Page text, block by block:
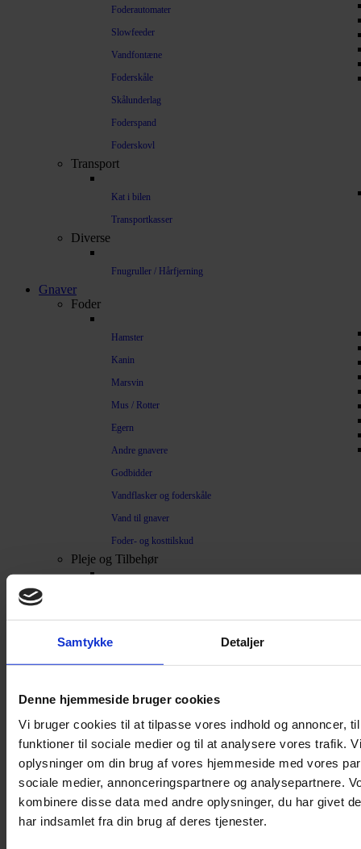
Samtykke Detaljer
Denne hjemmeside bruger cookies
Vi bruger cookies til at tilpasse vores indhold og annoncer,
funktioner til sociale medier og til at analysere vores trafik.
oplysninger om din brug af vores hjemmeside med vores
sociale medier, annonceringspartnere og analysepartnere.
kombinere disse data med andre oplysninger, du har givet
har indsamlet fra din brug af deres tjenester.
Foderautomater
Slowfeeder
Vandfontæne
Foderskåle
Skålunderlag
Foderspand
Foderskovl
Transport
Kat i bilen
Transportkasser
Diverse
Fnugruller / Hårfjerning
Gnaver
Foder
Hamster
Kanin
Marsvin
Mus / Rotter
Egern
Andre gnavere
Godbidder
Vandflasker og foderskåle
Vand til gnaver
Foder- og kosttilskud
Pleje og Tilbehør
Toilet Hamster
Bure
Hamsterbur
Kaninbur
Rottebur
Marsvinebur